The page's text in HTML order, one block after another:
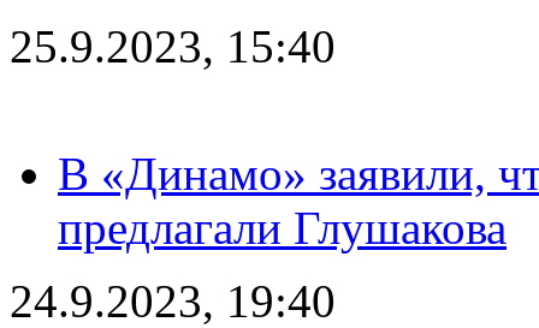
25.9.2023, 15:40
В «Динамо» заявили,
предлагали Глушакова
24.9.2023, 19:40